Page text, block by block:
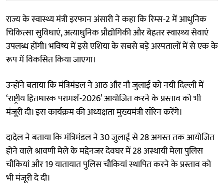
राज्य के स्वास्थ्य मंत्री इरफान अंसारी ने कहा कि रिम्स-2 में आधुनिक
चिकित्सा सुविधाएं, अत्याधुनिक प्रौद्योगिकी और बेहतर स्वास्थ्य सेवाएं
उपलब्ध होंगी। भविष्य में इसे एशिया के सबसे बड़े अस्पतालों में से एक के
रूप में विकसित किया जाएगा।
उन्होंने बताया कि मंत्रिमंडल ने आठ और नौ जुलाई को नयी दिल्ली में
‘राष्ट्रीय हितधारक परामर्श-2026’ आयोजित करने के प्रस्ताव को भी
मंजूरी दी। इस कार्यक्रम की अध्यक्षता मुख्यमंत्री सोरेन करेंगे।
दादेल ने बताया कि मंत्रिमंडल ने 30 जुलाई से 28 अगस्त तक आयोजित
होने वाले श्रावणी मेले के मद्देनजर देवघर में 28 अस्थायी मेला पुलिस
चौकियां और 19 यातायात पुलिस चौकियां स्थापित करने के प्रस्ताव को
भी मंजूरी दे दी।